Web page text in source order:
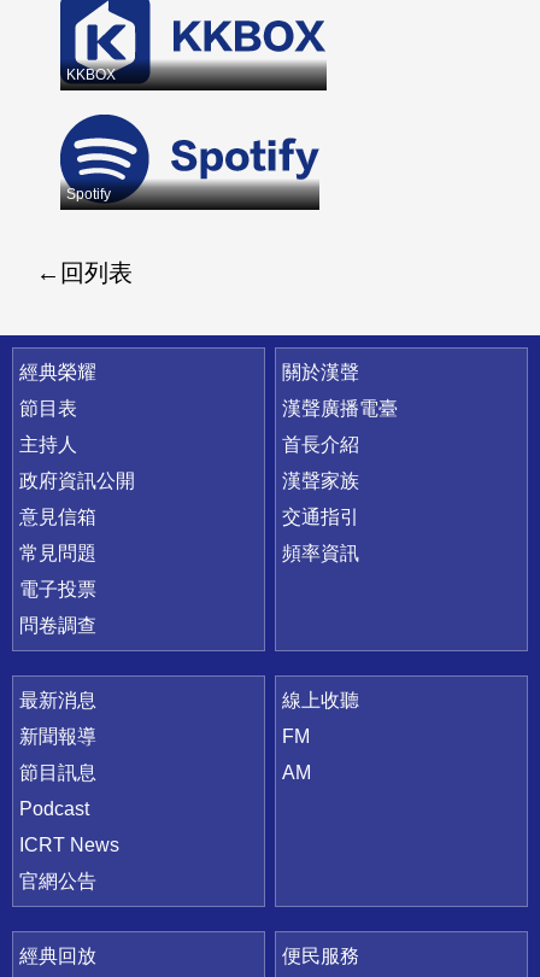
KKBOX
Spotify
回列表
快速連結
經典榮耀
節目表
主持人
政府資訊公開
意見信箱
常見問題
電子投票
問卷調查
關於漢聲
漢聲廣播電臺
首長介紹
漢聲家族
交通指引
頻率資訊
最新消息
新聞報導
節目訊息
Podcast
ICRT News
官網公告
線上收聽
FM
AM
經典回放
便民服務